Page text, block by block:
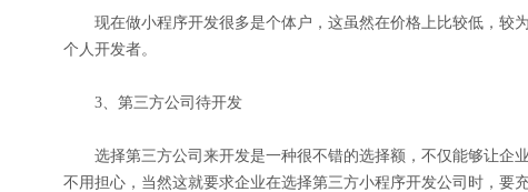
现在做小程序开发很多是个体户，这虽然在价格上比较低，较
个人开发者。
3、第三方公司待开发
选择第三方公司来开发是一种很不错的选择额，不仅能够让企
不用担心，当然这就要求企业在选择第三方小程序开发公司 时，要